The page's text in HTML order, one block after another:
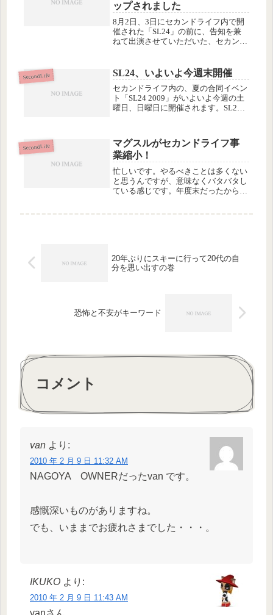
ップされました
8月2日、3日にセカンドライフ内で開
催された「SL24」の前に、告知を兼
ねて出演させていただいた、セカンド
ので、よかったらご覧ください。申し
訳ないけど、この、若くて美人な...
SecondLife SL24、いよいよ今週末開催
セカンドライフ内の、夏の合同イベン
ト「SL24 2009」がいよいよ今週の土
曜日、日曜日に開催されます。SL24
で、とても全部は見て回れそうにあり
ません。放送局に期待...
SecondLife
マグスルがセカンドライフ事
業縮小！
忙しいです。やるべきことは多くない
と思うんですが、意味なくバタバタし
ている感じです。年度末だったからで
20年ぶりにスキーに行って20代の自
分を思い出すの巻
恐怖と不安がキーワード
コメント
van より:
2010 年 2 月 9 日 11:32 AM
NAGOYA OWNERだったvan です。
感慨深いものがありますね。
でも、いままでお疲れさまでした・・・。
IKUKO より:
2010 年 2 月 9 日 11:43 AM